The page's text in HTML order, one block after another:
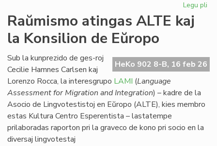
Legu pli
Raŭmismo atingas ALTE kaj
la Konsilion de Eŭropo
HeKo 902 8-B, 16 feb 26
Sub la kunprezido de ges-roj
Cecilie Hamnes Carlsen kaj
Lorenzo Rocca, la interesgrupo LAMI (Language
Assessment for Migration and Integration) – kadre de la
Asocio de Lingvotestistoj en Eŭropo (ALTE), kies membro
estas Kultura Centro Esperentista – lastatempe
prilaboradas raporton pri la graveco de kono pri socio en la
diversaj lingvotestaj